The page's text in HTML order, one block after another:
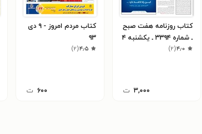
کتاب روزنامه هفت صبح
ـ شماره ۳۳۹۴ ـ یکشنبه ۴
دی ماه ۱۴۰۱
۴٫۰(۲)
۳,۰۰۰ ت
کتاب مردم امروز - ۹ دی
۹۳
۴٫۵(۲)
۶۰۰ ت